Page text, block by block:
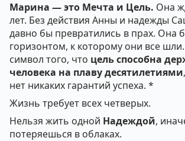
Марина — это Мечта и Цель. Она
лет. Без действия Анны и надежды
давно бы превратились в прах. Она
горизонтом, к которому они все
символ того, что цель способна
человека на плаву десятилетиями
нет никаких гарантий успеха. *
Жизнь требует всех четверых.
Нельзя жить одной Надеждой,
потеряешься в облаках.